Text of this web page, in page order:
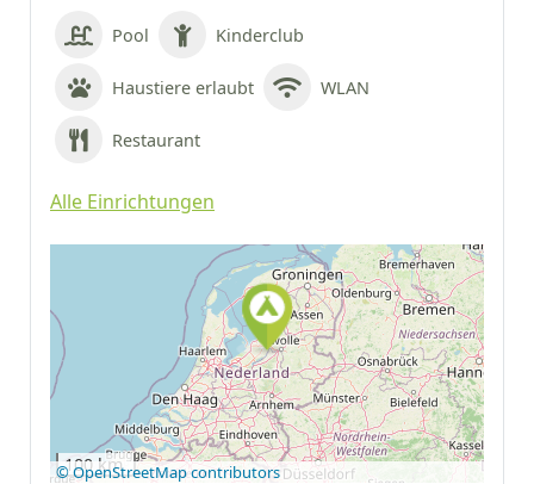
Pool Kinderclub
Haustiere erlaubt WLAN
Restaurant
Alle Einrichtungen
Auf Google Maps
anzeigen
100 km
© OpenStreetMap contributors